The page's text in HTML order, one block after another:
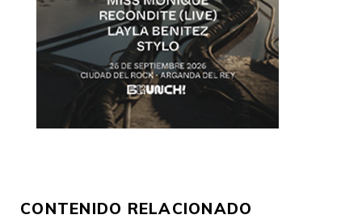
CONTENIDO RELACIONADO